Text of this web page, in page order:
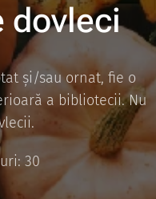
dovleci
și/sau ornat, fie o
a bibliotecii. Nu
30